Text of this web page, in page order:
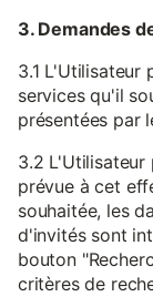
3. Demandes
3.1 L'Utilisateur
services qu'il
présentées par
3.2
prévue à cet
souhaitée, les
d'invités sont
bouton
critères de